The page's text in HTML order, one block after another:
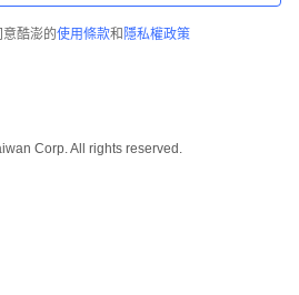
酷澎的使用條款和 隱私權政策
Corp. All rights reserved.